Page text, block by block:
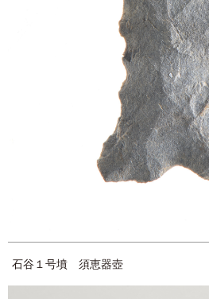
石谷１号墳 須恵器壺